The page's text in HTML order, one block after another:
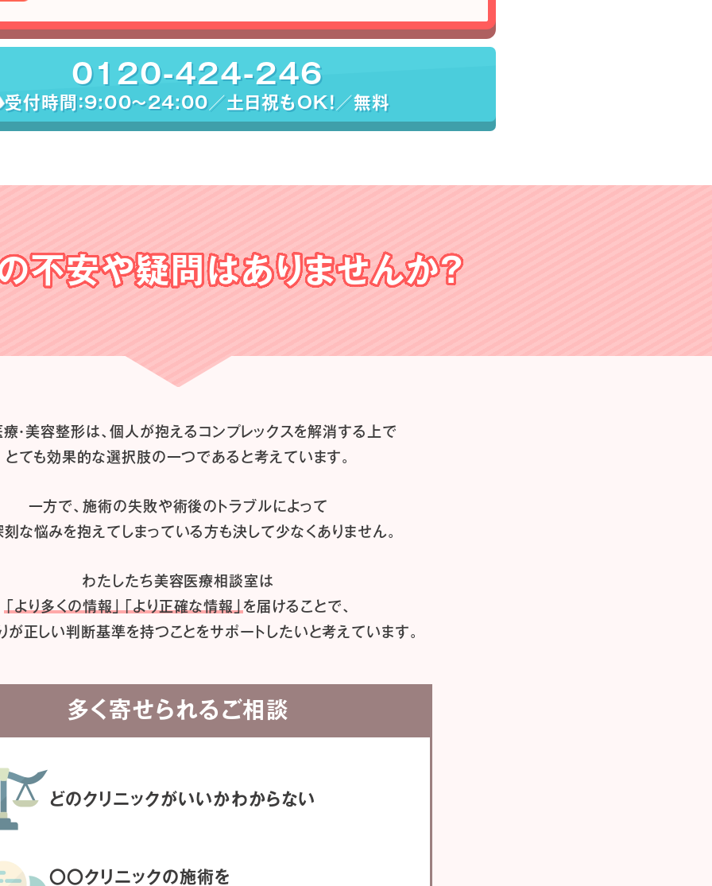
0120-424-246
受付時間：9:00〜24:00／土日祝もOK！／無料
不安や疑問はありませんか？
・美容整形は、個人が抱えるコンプレックスを解消する上で
とても効果的な選択肢の一つであると考えています。
一方で、施術の失敗や術後のトラブルによって
な悩みを抱えてしまっている方も決して少なくありません。
わたしたち美容医療相談室は
「より多くの情報」「より正確な情報」を届けることで、
が正しい判断基準を持つことをサポートしたいと考えています。
多く寄せられるご相談
どのクリニックがいいかわからない
〇〇クリニックの施術を